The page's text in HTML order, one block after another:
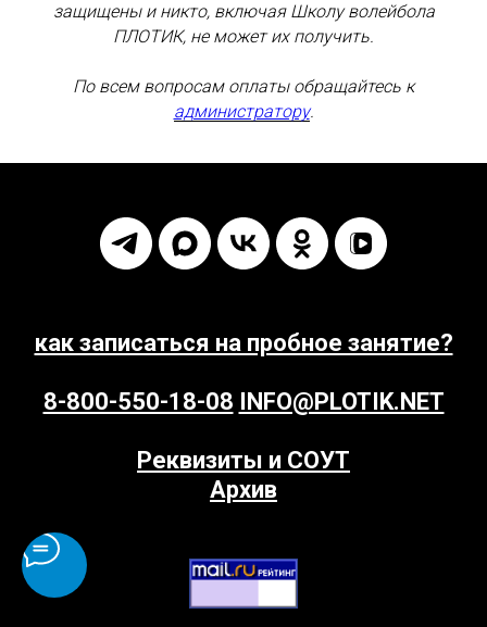
защищены и никто, включая Школу волейбола
ПЛОТИК, не может их получить.
По всем вопросам оплаты обращайтесь к
администратору.
как записаться на пробное занятие?
8-800-550-18-08 INFO@PLOTIK.NET
Реквизиты и СОУТ
Архив